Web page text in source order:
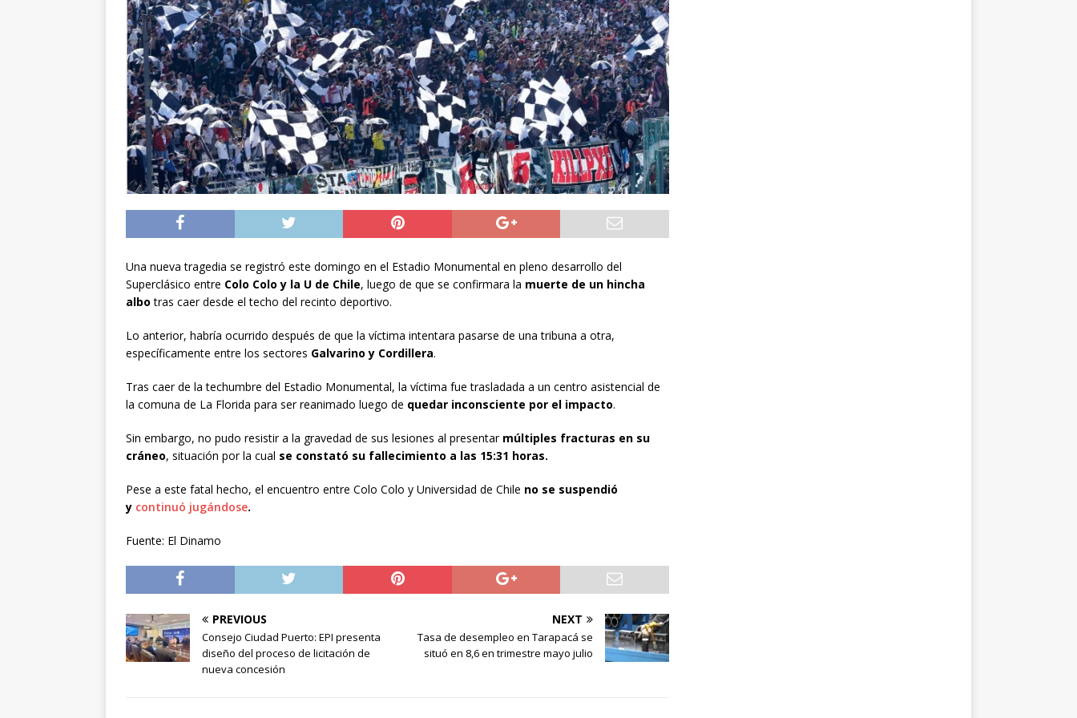
preventiva en la región
POLICIAL
[ 06/08/2026 ] El papa León XIV viajará a Uruguay, Argentina y Perú del 6 al 17 de
noviembre
INTERNACIONAL
[ 07/08/2026 ] Diputado Jofré oficia a la SCJ para fiscalizar el impacto fiscal en la
Municipalidad y el GORE Tarapacá
DEPORTES
Una nueva tragedia se registró este domingo en el Estadio Monumental en pleno desarrollo del
Superclásico entre Colo Colo y la U de Chile, luego de que se confirmara la muerte de un hincha
albotras caer desde el techo del recinto deportivo.
Lo anterior, habría ocurrido después de que la víctima intentara pasarse de una tribuna a otra,
específicamente entre los sectores Galvarino y Cordillera.
Tras caer de la techumbre del Estadio Monumental, la víctima fue trasladada a un centro asistencial de
la comuna de La Florida para ser reanimado luego de quedar inconsciente por el impacto.
Sin embargo, no pudo resistir a la gravedad de sus lesiones al presentar múltiples fracturas en su
cráneo, situación por la cual se constató su fallecimiento a las 15:31 horas.
Pese a este fatal hecho, el encuentro entre Colo Colo y Universidad de Chile no se suspendió
y continuó jugándose.
Fuente: El Dinamo
PREVIOUS
Consejo Ciudad Puerto: EPI presenta
diseño del proceso de licitación de
nueva concesión
NEXT
Tasa de desempleo en Tarapacá se
situó en 8,6 en trimestre mayo julio